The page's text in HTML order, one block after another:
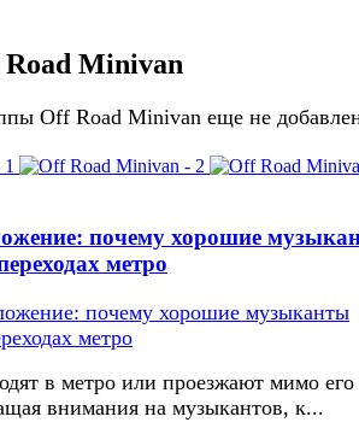
Minivan
Off Road Minivan еще не
почему хорошие
метро
в метро или проезжают мимо его
внимания на музыкантов, к...